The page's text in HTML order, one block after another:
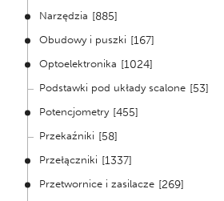
Narzędzia [885]
Obudowy i puszki [167]
Optoelektronika [1024]
Podstawki pod układy scalone [53]
Potencjometry [455]
Przekaźniki [58]
Przełączniki [1337]
Przetwornice i zasilacze [269]